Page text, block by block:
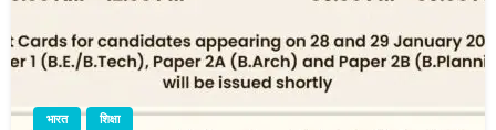
भारत शिक्षा